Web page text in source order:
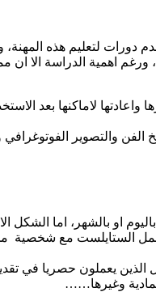
دورات لتعليم هذه
اهمية الدراسة الا
لاماكنها بعد
الفن والتصوير
او بالشهر، اما الشكل
الستايلست مع
وغيرها……